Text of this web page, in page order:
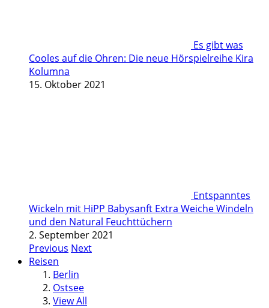
Es gibt was
Cooles auf die Ohren: Die neue Hörspielreihe Kira
Kolumna
15. Oktober 2021
Entspanntes
Wickeln mit HiPP Babysanft Extra Weiche Windeln
und den Natural Feuchttüchern
2. September 2021
Previous Next
Reisen
Berlin
Ostsee
View All